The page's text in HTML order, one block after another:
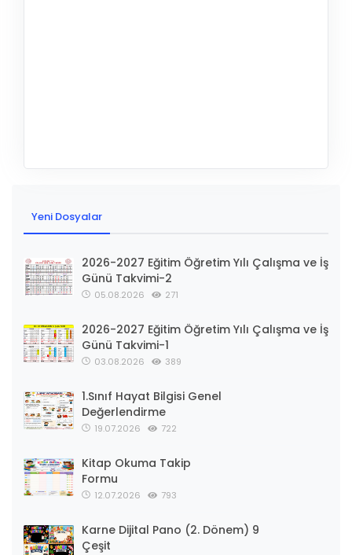
Yeni Dosyalar
2026-2027 Eğitim Öğretim Yılı Çalışma ve İş
Günü Takvimi-2
05.08.2026 271
2026-2027 Eğitim Öğretim Yılı Çalışma ve İş
Günü Takvimi-1
03.08.2026 389
1.Sınıf Hayat Bilgisi Genel
Değerlendirme
19.07.2026 722
Kitap Okuma Takip
Formu
12.07.2026 793
Karne Dijital Pano (2. Dönem) 9
Çeşit